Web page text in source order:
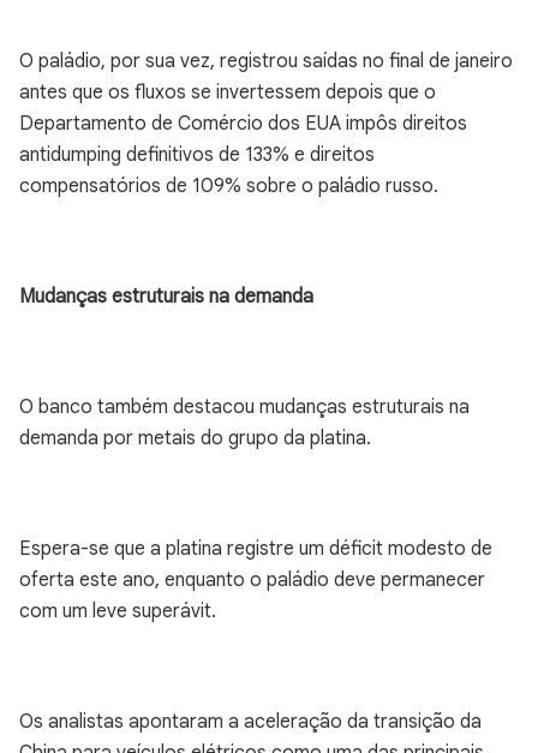
O paládio, por sua vez, registrou saídas no final de janeiro
antes que os fluxos se invertessem depois que o
Departamento de Comércio dos EUA impôs direitos
antidumping definitivos de 133% e direitos
compensatórios de 109% sobre o paládio russo.
Mudanças estruturais na demanda
O banco também destacou mudanças estruturais na
demanda por metais do grupo da platina.
Espera-se que a platina registre um déficit modesto de
oferta este ano, enquanto o paládio deve permanecer
com um leve superávit.
Os analistas apontaram a aceleração da transição da